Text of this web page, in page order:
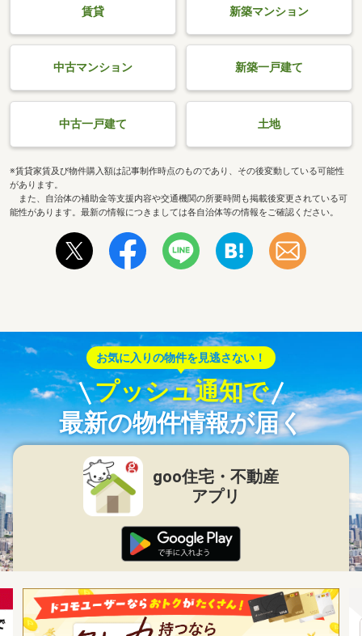
賃貸 新築マンション
中古マンション 新築一戸建て
中古一戸建て 土地
※賃貸家賃及び物件購入額は記事制作時点のものであり、その後変動している可能性
があります。
また、自治体の補助金等支援内容や交通機関の所要時間も掲載後変更されている可
能性があります。最新の情報につきましては各自治体等の情報をご確認ください。
お気に入りの物件を見逃さない！
プッシュ通知で
最新の物件情報が届く
goo住宅・不動産
アプリ